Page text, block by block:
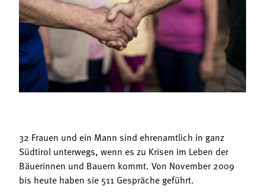
Mitgliedschaft
Landessekretariat
Bäuerliche Buffets
Hofgeschichten
32 Frauen und ein Mann sind ehrenamtlich in ganz
Südtirol unterwegs, wenn es zu Krisen im Leben der
Bäuerinnen und Bauern kommt. Von November 2009
bis heute haben sie 511 Gespräche geführt.